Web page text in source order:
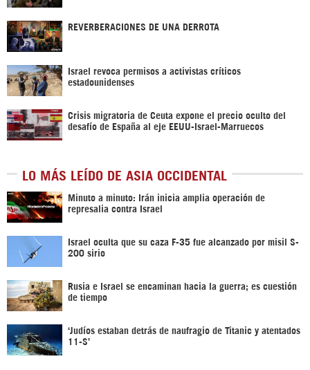
REVERBERACIONES DE UNA DERROTA
Israel revoca permisos a activistas críticos
estadounidenses
Crisis migratoria de Ceuta expone el precio oculto del
desafío de España al eje EEUU-Israel-Marruecos
LO MÁS LEÍDO DE ASIA OCCIDENTAL
Minuto a minuto: Irán inicia amplia operación de
represalia contra Israel
Israel oculta que su caza F-35 fue alcanzado por misil S-
200 sirio
Rusia e Israel se encaminan hacia la guerra; es cuestión
de tiempo
‘Judíos estaban detrás de naufragio de Titanic y atentados
11-S’